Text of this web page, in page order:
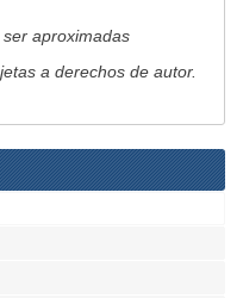
aproximadas
a derechos de autor.